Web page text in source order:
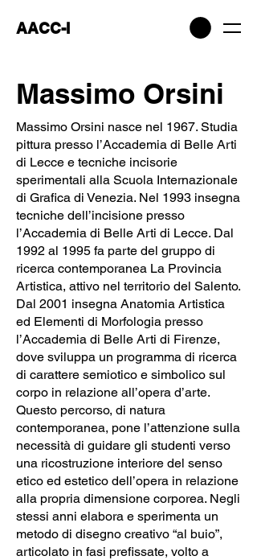
AACC-I
Massimo Orsini
Massimo Orsini nasce nel 1967. Studia
pittura presso l’Accademia di Belle Arti
di Lecce e tecniche incisorie
sperimentali alla Scuola Internazionale
di Grafica di Venezia. Nel 1993 insegna
tecniche dell’incisione presso
l’Accademia di Belle Arti di Lecce. Dal
1992 al 1995 fa parte del gruppo di
ricerca contemporanea La Provincia
Artistica, attivo nel territorio del Salento.
Dal 2001 insegna Anatomia Artistica
ed Elementi di Morfologia presso
l’Accademia di Belle Arti di Firenze,
dove sviluppa un programma di ricerca
di carattere semiotico e simbolico sul
corpo in relazione all’opera d’arte.
Questo percorso, di natura
contemporanea, pone l’attenzione sulla
necessità di guidare gli studenti verso
una ricostruzione interiore del senso
etico ed estetico dell’opera in relazione
alla propria dimensione corporea. Negli
stessi anni elabora e sperimenta un
metodo di disegno creativo “al buio”,
articolato in fasi prefissate, volto a